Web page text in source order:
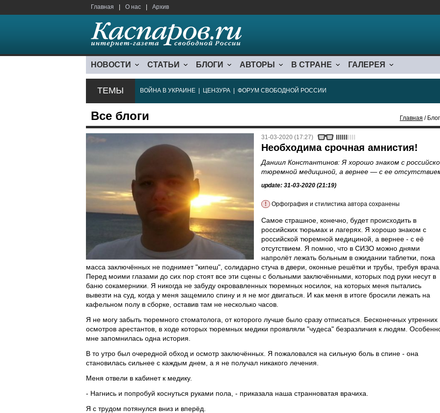
Главная О нас Архив
НОВОСТИ СТАТЬИ БЛОГИ АВТОРЫ В СТРАНЕ ГАЛЕРЕЯ
ТЕМЫ ВОЙНА В УКРАИНЕ ЦЕНЗУРА ФОРУМ СВОБОДНОЙ РОССИИ
Все блоги Главная /
31-03-2020 (17:27)
Необходима срочная амнистия!
Даниил Константинов: Я хорошо знаком с
тюремной медициной, а вернее — с ее
update: 31-03-2020 (21:19)
! Орфография и стилистика автора сохранены
Самое страшное, конечно, будет происходить в
российских тюрьмах и лагерях. Я хорошо знаком с
российской тюремной медициной, а вернее - с её
отсутствием. Я помню, что в СИЗО можно днями
напролёт лежать больным в ожидании таблетки, пока
масса заключённых не поднимет "кипеш", солидарно стуча в двери, оконные решётки и трубы, требуя врача.
Перед моими глазами до сих пор стоят все эти сцены с больными заключёнными, которых под руки несут в
баню сокамерники. Я никогда не забуду окровавленных тюремных носилок, на которых меня пытались
вывезти на суд, когда у меня защемило спину и я не мог двигаться. И как меня в итоге бросили лежать на
кафельном полу в сборке, оставив там не несколько часов.
Я не могу забыть тюремного стоматолога, от которого лучше было сразу отписаться. Бесконечных утренних
осмотров арестантов, в ходе которых тюремных медики проявляли "чудеса" безразличия к людям.
мне запомнилась одна история.
В то утро был очередной обход и осмотр заключённых. Я пожаловался на сильную боль в спине - она
становилась сильнее с каждым днем, а я не получал никакого лечения.
Меня отвели в кабинет к медику.
- Нагнись и попробуй коснуться руками пола, - приказала наша странноватая врачиха.
Я с трудом потянулся вниз и вперёд.